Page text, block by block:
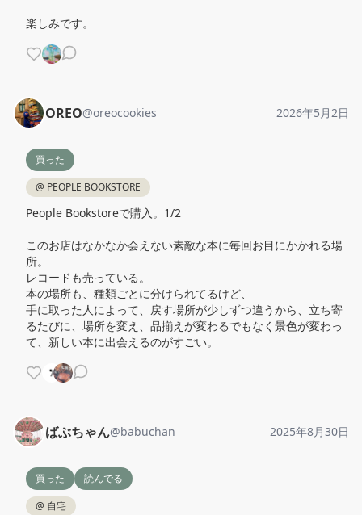
楽しみです。
OREO@oreocookies 2026年5月2日
買った
@ PEOPLE BOOKSTORE
People Bookstoreで購入。1/2
このお店はなかなか会えない素敵な本に毎回お目にかかれる場
所。
レコードも売っている。
本の場所も、種類ごとに分けられてるけど、
手に取った人によって、戻す場所が少しずつ違うから、立ち寄
るたびに、場所を変え、品揃えが変わるでもなく景色が変わっ
て、新しい本に出会えるのがすごい。
ばぶちゃん@babuchan 2025年8月30日
買った
読んでる
@ 自宅